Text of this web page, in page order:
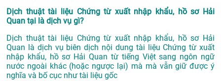
Dịch thuật tài liệu Chứng từ xuất nhập khẩu, hồ sơ Hải
Quan tại là dịch vụ gì?
Dịch thuật tài liệu Chứng từ xuất nhập khẩu, hồ sơ Hải
Quan là dịch vụ biên dịch nội dung tài liệu Chứng từ xuất
nhập khẩu, hồ sơ Hải Quan từ tiếng Việt sang ngôn ngữ
nước ngoài khác (hoặc ngược lại) mà mà vẫn giữ được ý
nghĩa và bố cục như tài liệu gốc